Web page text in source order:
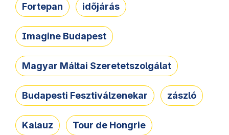
Fortepan időjárás
Imagine Budapest
Magyar Máltai Szeretetszolgálat
Budapesti Fesztiválzenekar zászló
Kalauz Tour de Hongrie